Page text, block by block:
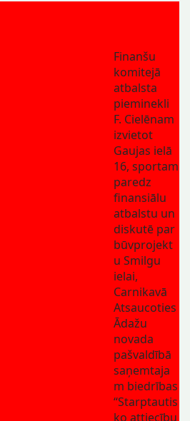
Finanšu
komitejā
atbalsta
pieminekli
F. Cielēnam
izvietot
Gaujas ielā
16, sportam
paredz
finansiālu
atbalstu un
diskutē par
būvprojekt
u Smilgu
ielai,
Carnikavā
Atsaucoties
Ādažu
novada
pašvaldībā
saņemtaja
m biedrības
“Starptautis
ko attiecību